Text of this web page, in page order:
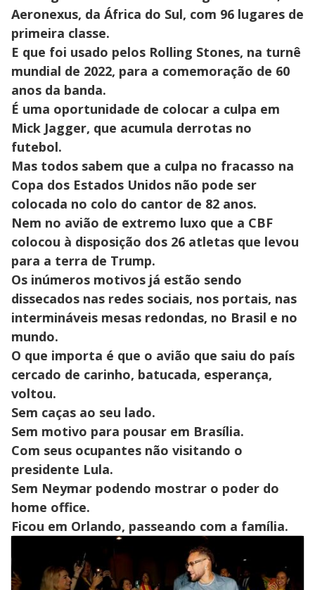
Aeronexus, da África do Sul, com 96 lugares de
primeira classe.
E que foi usado pelos Rolling Stones, na turnê
mundial de 2022, para a comemoração de 60
anos da banda.
É uma oportunidade de colocar a culpa em
Mick Jagger, que acumula derrotas no
futebol.
Mas todos sabem que a culpa no fracasso na
Copa dos Estados Unidos não pode ser
colocada no colo do cantor de 82 anos.
Nem no avião de extremo luxo que a CBF
colocou à disposição dos 26 atletas que levou
para a terra de Trump.
Os inúmeros motivos já estão sendo
dissecados nas redes sociais, nos portais, nas
intermináveis mesas redondas, no Brasil e no
mundo.
O que importa é que o avião que saiu do país
cercado de carinho, batucada, esperança,
voltou.
Sem caças ao seu lado.
Sem motivo para pousar em Brasília.
Com seus ocupantes não visitando o
presidente Lula.
Sem Neymar podendo mostrar o poder do
home office.
Ficou em Orlando, passeando com a família.